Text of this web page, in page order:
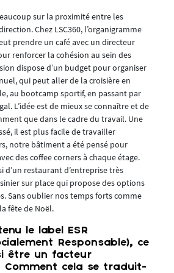
sur la proximité entre les
Chez LSC360, l’organigramme
prendre un café avec un directeur
renforcer la cohésion au sein des
dispose d’un budget pour organiser
qui peut aller de la croisière en
au bootcamp sportif, en passant par
L’idée est de mieux se connaître et de
que dans le cadre du travail. Une
il est plus facile de travailler
notre bâtiment a été pensé pour
des coffee corners à chaque étage.
d’un restaurant d’entreprise très
sur place qui propose des options
Sans oublier nos temps forts comme
fête de Noël.
le label ESR
Responsable), ce
être un facteur
Comment cela se traduit-